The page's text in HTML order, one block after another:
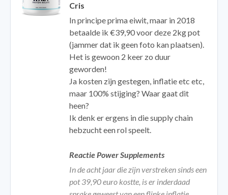
Cris
In principe prima eiwit, maar in 2018
betaalde ik €39,90 voor deze 2kg pot
(jammer dat ik geen foto kan plaatsen).
Het is gewoon 2 keer zo duur
geworden!
Ja kosten zijn gestegen, inflatie etc etc,
maar 100% stijging? Waar gaat dit
heen?
Ik denk er ergens in die supply chain
hebzucht een rol speelt.
Reactie Power Supplements
In de acht jaar die zijn verstreken sinds een
pot 39,90 euro kostte, is er inderdaad